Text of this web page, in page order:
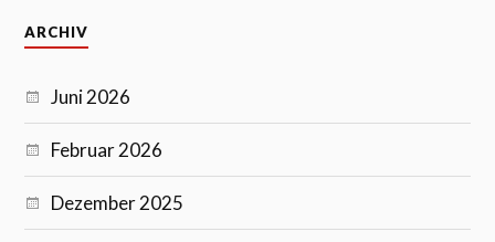
ARCHIV
Juni 2026
Februar 2026
Dezember 2025